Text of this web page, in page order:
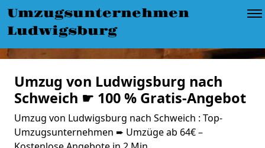
Umzugsunternehmen
Ludwigsburg
Umzug von Ludwigsburg nach
Schweich ☛ 100 % Gratis-Angebot
Umzug von Ludwigsburg nach Schweich : Top-
Umzugsunternehmen ➨ Umzüge ab 64€ –